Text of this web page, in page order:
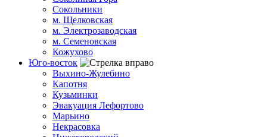
Сокольники
м. Щелковская
м. Электрозаводская
м. Семеновская
Кожухово
Юго-восток
Выхино-Жулебино
Капотня
Кузьминки
Эвакуация Лефортово
Марьино
Некрасовка